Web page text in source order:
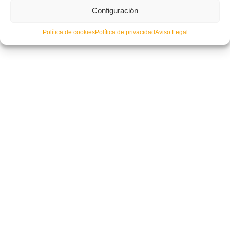
Configuración
Política de cookiesPolítica de privacidadAviso Legal